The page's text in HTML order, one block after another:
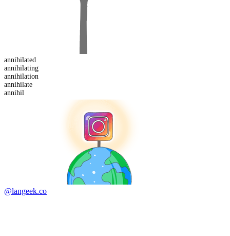
annihilated
annihilating
annihilation
annihilate
annihil
@langeek.co